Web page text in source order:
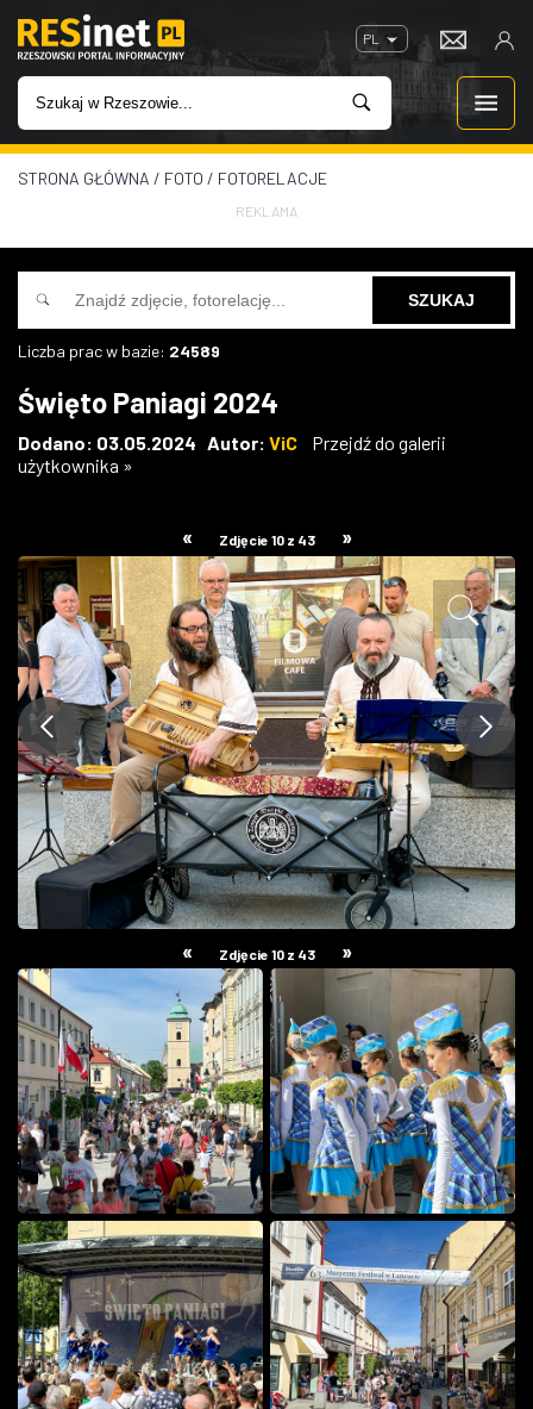
PL
WIADOMOŚCI
INWESTYCJE
IMPREZY
W KINACH
ZDJĘCIA
W RZESZOWIE
STRONA GŁÓWNA / FOTO / FOTORELACJE
REKLAMA
Liczba prac w bazie: 24589
Święto Paniagi 2024
Dodano: 03.05.2024 Autor: ViC
Przejdź do galerii
użytkownika »
« Zdjęcie 10 z 43 »
« Zdjęcie 10 z 43 »